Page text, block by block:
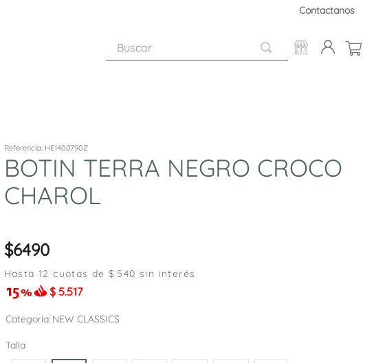
Contactanos
Referencia: HE1400790Z
BOTIN TERRA NEGRO CROCO
CHAROL
6490
Hasta 12 cuotas de $ 540 sin interés
$ 5.517
Categoría NEW CLASSICS
Talla